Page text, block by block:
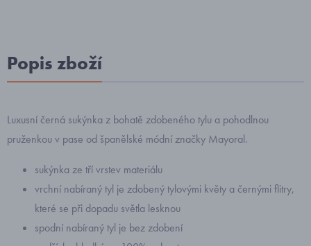
Popis zboží
Luxusní černá sukýnka z bohatě zdobeného tylu a pohodlnou
pruženkou v pase od španělské módní značky Mayoral.
sukýnka ze tří vrstev materiálu
vrchní nabíraný tyl je zdobený tylovými květy a černými flitry,
které se při dopadu světla lesknou
spodní nabíraný tyl je bez zdobení